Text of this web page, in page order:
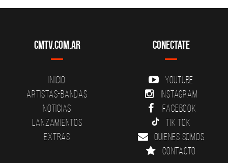
CMTV.com.ar
Inicio
Artistas-Bandas
Noticias
Lanzamientos
Extras
Conectate
YouTube
Instagram
Facebook
Tik Tok
Quienes somos
Contacto